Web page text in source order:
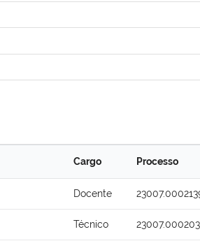
Cargo Processo
Docente
Técnico